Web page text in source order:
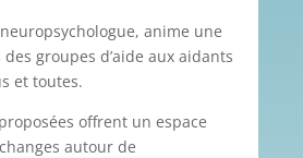
anime une
groupes d’aide aux aidants
et toutes.
offrent un espace
autour de